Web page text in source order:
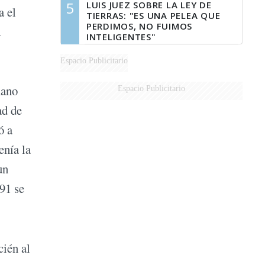
el
de
a
la
se
al
5
LUIS JUEZ SOBRE LA LEY DE
TIERRAS: "ES UNA PELEA QUE
PERDIMOS, NO FUIMOS
INTELIGENTES"
Espacio Publicitario
Espacio Publicitario